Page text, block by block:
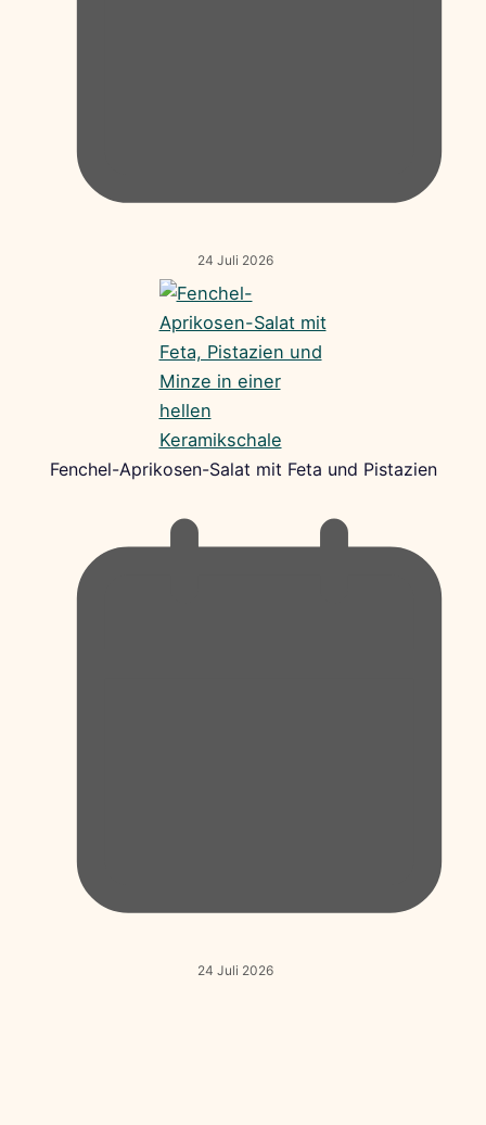
24 Juli 2026
Fenchel-Aprikosen-Salat mit Feta und Pistazien
24 Juli 2026